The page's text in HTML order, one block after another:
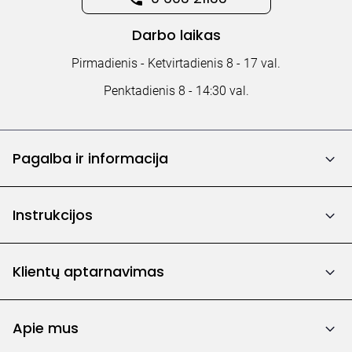
Darbo laikas
Pirmadienis - Ketvirtadienis 8 - 17 val.
Penktadienis 8 - 14:30 val.
Pagalba ir informacija
Instrukcijos
Klientų aptarnavimas
Apie mus